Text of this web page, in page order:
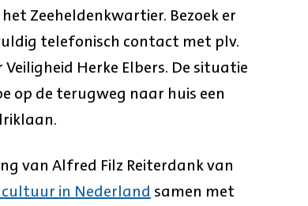
Zeeheldenkwartier. Bezoek er
telefonisch contact met plv.
Herke Elbers. De situatie
op de terugweg naar huis een
van Alfred Filz Reiterdank van
in Nederland samen met